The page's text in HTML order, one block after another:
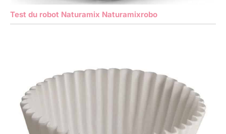
Test du robot Naturamix Naturamixrobo